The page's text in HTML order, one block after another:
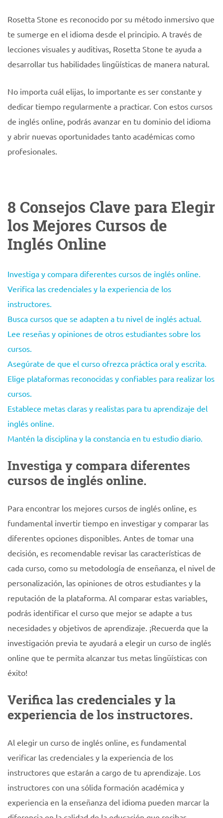
Rosetta Stone es reconocido por su método inmersivo que
te sumerge en el idioma desde el principio. A través de
lecciones visuales y auditivas, Rosetta Stone te ayuda a
desarrollar tus habilidades lingüísticas de manera natural.
No importa cuál elijas, lo importante es ser constante y
dedicar tiempo regularmente a practicar. Con estos cursos
de inglés online, podrás avanzar en tu dominio del idioma
y abrir nuevas oportunidades tanto académicas como
profesionales.
8 Consejos Clave para Elegir
los Mejores Cursos de
Inglés Online
Investiga y compara diferentes cursos de inglés online.
Verifica las credenciales y la experiencia de los
instructores.
Busca cursos que se adapten a tu nivel de inglés actual.
Lee reseñas y opiniones de otros estudiantes sobre los
cursos.
Asegúrate de que el curso ofrezca práctica oral y escrita.
Elige plataformas reconocidas y confiables para realizar los
cursos.
Establece metas claras y realistas para tu aprendizaje del
inglés online.
Mantén la disciplina y la constancia en tu estudio diario.
Investiga y compara diferentes
cursos de inglés online.
Para encontrar los mejores cursos de inglés online, es
fundamental invertir tiempo en investigar y comparar las
diferentes opciones disponibles. Antes de tomar una
decisión, es recomendable revisar las características de
cada curso, como su metodología de enseñanza, el nivel de
personalización, las opiniones de otros estudiantes y la
reputación de la plataforma. Al comparar estas variables,
podrás identificar el curso que mejor se adapte a tus
necesidades y objetivos de aprendizaje. ¡Recuerda que la
investigación previa te ayudará a elegir un curso de inglés
online que te permita alcanzar tus metas lingüísticas con
éxito!
Verifica las credenciales y la
experiencia de los instructores.
Al elegir un curso de inglés online, es fundamental
verificar las credenciales y la experiencia de los
instructores que estarán a cargo de tu aprendizaje. Los
instructores con una sólida formación académica y
experiencia en la enseñanza del idioma pueden marcar la